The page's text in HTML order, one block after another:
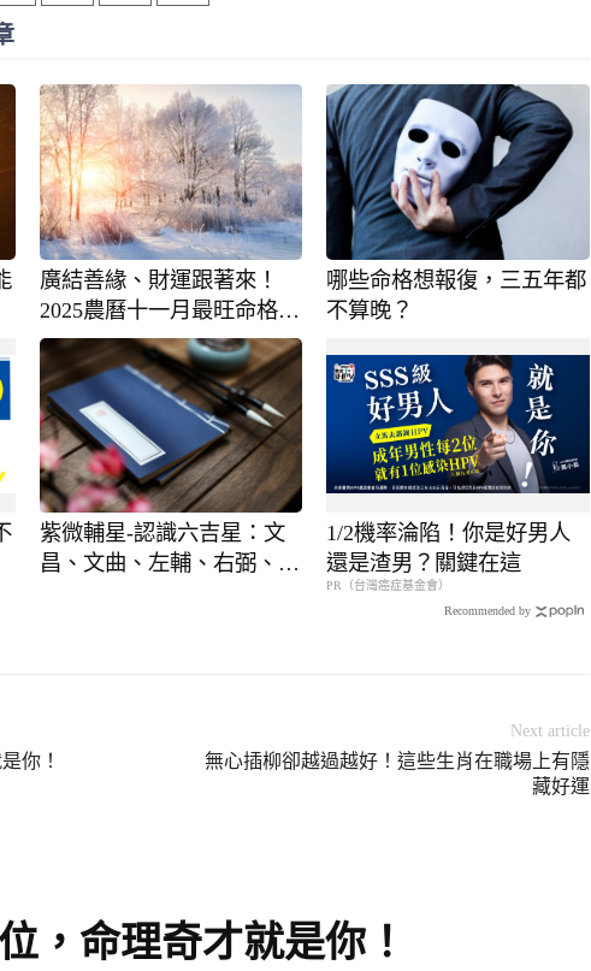
廣結善緣、財運跟著來！
2025農曆十一月最旺命格揭
曉
哪些命格想報復，三五年都
不算晚？
紫微輔星-認識六吉星：文
昌、文曲、左輔、右弼、天
1/2機率淪陷！你是好男人
還是渣男？關鍵在這
PR（台灣癌症基金會）
Recommended by
你！
Next article
無心插柳卻越過越好！這些生肖在職場上有隱
藏好運